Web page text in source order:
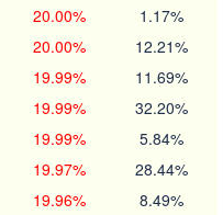
20.00% 1.17%
20.00% 12.21%
19.99% 11.69%
19.99% 32.20%
19.99% 5.84%
19.97% 28.44%
19.96% 8.49%